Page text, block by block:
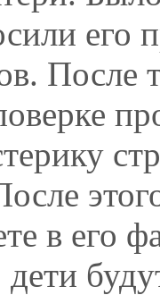
его
После
в его
дети